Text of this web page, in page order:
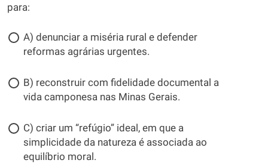
para:
A) denunciar a miséria rural e defender
reformas agrárias urgentes.
B) reconstruir com fidelidade documental a
vida camponesa nas Minas Gerais.
C) criar um “refúgio” ideal, em que a
simplicidade da natureza é associada ao
equilíbrio moral.